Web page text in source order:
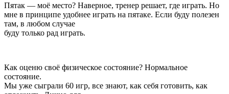
Пятак — моё место? Наверное, тренер решает, где играть. Но
мне в принципе удобнее играть на пятаке. Если буду полезен
там, в любом случае
буду только рад играть.
Как оценю своё физическое состояние? Нормальное
состояние.
Мы уже сыграли 60 игр, все знают, как себя готовить, как